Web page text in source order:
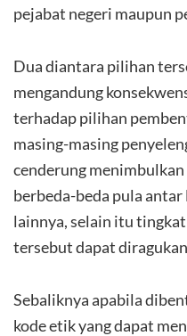
pejabat negeri maupun
Dua diantara pilihan
mengandung
terhadap pilihan
masing-masing
cenderung
berbeda-beda pula antar
lainnya, selain itu
tersebut dapat
Sebaliknya apabila
kode etik yang dapat